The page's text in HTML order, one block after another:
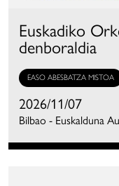
Euskadiko
denboraldia
EASO ABESBATZA MISTOA
2026/11/07
Bilbao - Euskalduna